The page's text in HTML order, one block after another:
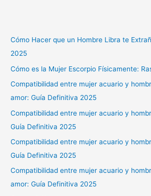
Cómo Hacer que un Hombre Libra te
2025
Cómo es la Mujer Escorpio Físicamente:
Compatibilidad entre mujer acuario y
amor: Guía Definitiva 2025
Compatibilidad entre mujer acuario y
Guía Definitiva 2025
Compatibilidad entre mujer acuario y
Guía Definitiva 2025
Compatibilidad entre mujer acuario y
amor: Guía Definitiva 2025